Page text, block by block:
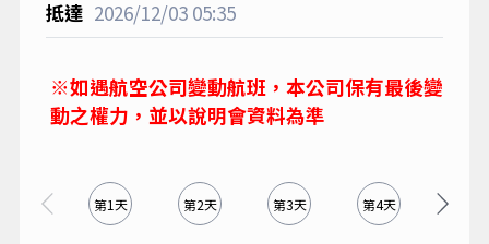
2026/12/0305:35
※如遇航空公司變動航班，本公司保有最後變
動之權力，並以說明會資料為準
第1天 第2天 第3天 第4天